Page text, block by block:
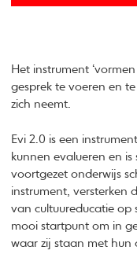
Het instrument
gesprek te voeren en
zich neemt.
Evi 2.0 is een
kunnen evalueren en
voortgezet onderwijs
instrument, versterken
van cultuureducatie op
mooi startpunt om in
waar zij staan met hun